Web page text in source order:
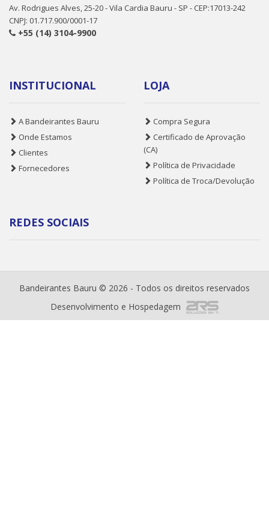
Av. Rodrigues Alves, 25-20 - Vila Cardia Bauru - SP - CEP:17013-242
CNPJ: 01.717.900/0001-17
+55 (14) 3104-9900
INSTITUCIONAL
A Bandeirantes Bauru
Onde Estamos
Clientes
Fornecedores
LOJA
Compra Segura
Certificado de Aprovação
(CA)
Política de Privacidade
Política de Troca/Devolução
REDES SOCIAIS
Bandeirantes Bauru © 2026 - Todos os direitos reservados
Desenvolvimento e Hospedagem